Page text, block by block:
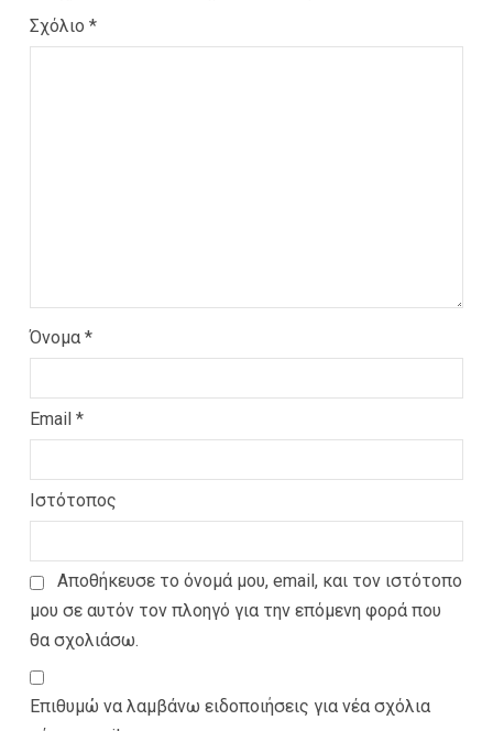
Σχόλιο *
Όνομα *
Email *
Ιστότοπος
Αποθήκευσε το όνομά μου, email, και τον ιστότοπο
μου σε αυτόν τον πλοηγό για την επόμενη φορά που
θα σχολιάσω.
Επιθυμώ να λαμβάνω ειδοποιήσεις για νέα σχόλια